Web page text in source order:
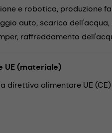
e robotica, produzione
auto, scarico dell'acqua,
raffreddamento
UE (materiale)
direttiva alimentare UE